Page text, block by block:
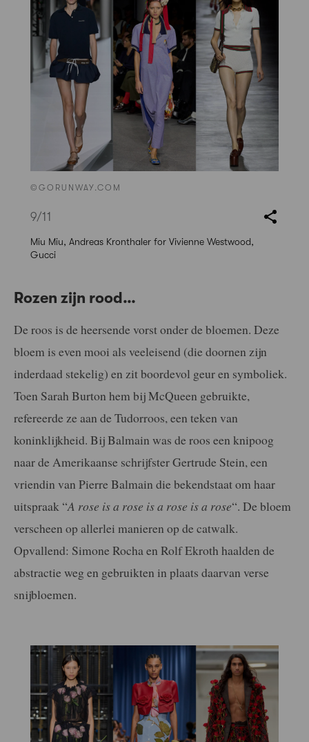
©GORUNWAY.COM
9/11
Miu Miu, Andreas Kronthaler for Vivienne Westwood,
Gucci
Rozen zijn rood…
De roos is de heersende vorst onder de bloemen. Deze
bloem is even mooi als veeleisend (die doornen zijn
inderdaad stekelig) en zit boordevol geur en symboliek.
Toen Sarah Burton hem bij McQueen gebruikte,
refereerde ze aan de Tudorroos, een teken van
koninklijkheid. Bij Balmain was de roos een knipoog
naar de Amerikaanse schrijfster Gertrude Stein, een
vriendin van Pierre Balmain die bekendstaat om haar
uitspraak “A rose is a rose is a rose is a rose“. De bloem
verscheen op allerlei manieren op de catwalk.
Opvallend: Simone Rocha en Rolf Ekroth haalden de
abstractie weg en gebruikten in plaats daarvan verse
snijbloemen.